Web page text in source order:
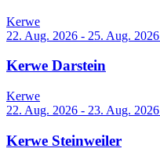
Kerwe
22. Aug. 2026 - 25. Aug. 2026
Kerwe Darstein
Kerwe
22. Aug. 2026 - 23. Aug. 2026
Kerwe Steinweiler